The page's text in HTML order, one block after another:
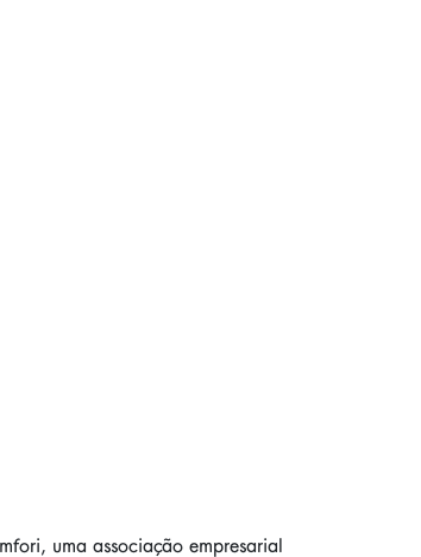
uma associação empresarial